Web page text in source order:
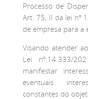
Processo de
Art. 75, II da lei nº
de empresa para a
Visando atender
Lei nº.14.333/
manifestar
eventuais
constantes do